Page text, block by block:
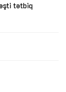
tətbiq